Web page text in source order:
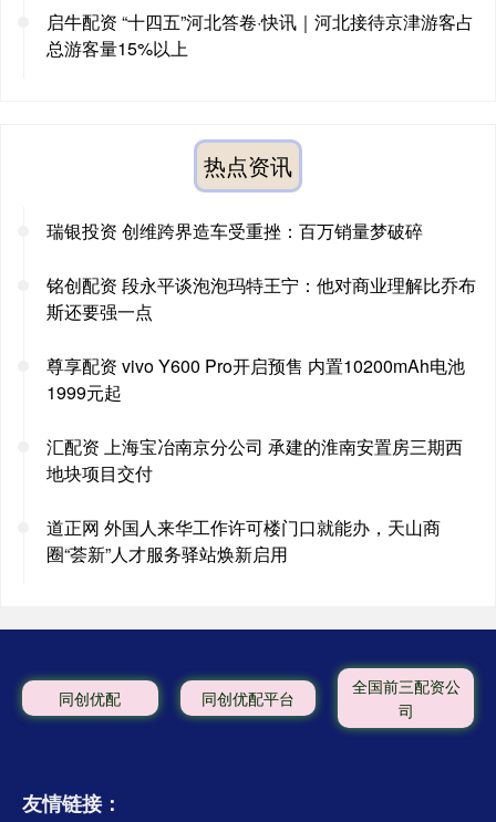
启牛配资 “十四五”河北答卷·快讯｜河北接待京津游客占
总游客量15%以上
热点资讯
瑞银投资 创维跨界造车受重挫：百万销量梦破碎
铭创配资 段永平谈泡泡玛特王宁：他对商业理解比乔布
斯还要强一点
尊享配资 vivo Y600 Pro开启预售 内置10200mAh电池
1999元起
汇配资 上海宝冶南京分公司 承建的淮南安置房三期西
地块项目交付
道正网 外国人来华工作许可楼门口就能办，天山商
圈“荟新”人才服务驿站焕新启用
同创优配 同创优配平台
全国前三配资公
司
友情链接：